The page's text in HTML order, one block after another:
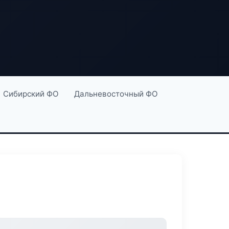
Сибирский ФО Дальневосточный ФО